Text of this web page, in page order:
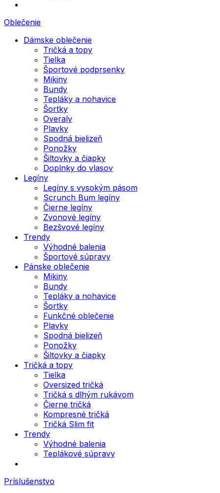
Oblečenie
Dámske oblečenie
Tričká a topy
Tielka
Športové podprsenky
Mikiny
Bundy
Tepláky a nohavice
Šortky
Overaly
Plavky
Spodná bielizeň
Ponožky
Šiltovky a čiapky
Doplnky do vlasov
Legíny
Legíny s vysokým pásom
Scrunch Bum legíny
Čierne legíny
Zvonové legíny
Bezšvové legíny
Trendy
Výhodné balenia
Športové súpravy
Pánske oblečenie
Mikiny
Bundy
Tepláky a nohavice
Šortky
Funkčné oblečenie
Plavky
Spodná bielizeň
Ponožky
Šiltovky a čiapky
Tričká a topy
Tielka
Oversized tričká
Tričká s dlhým rukávom
Čierne tričká
Kompresné tričká
Tričká Slim fit
Trendy
Výhodné balenia
Teplákové súpravy
Príslušenstvo